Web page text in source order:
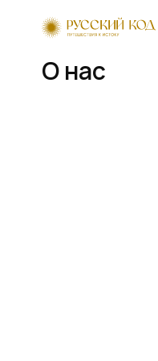
Главная О нас
О нас